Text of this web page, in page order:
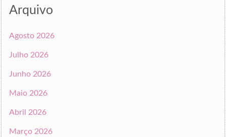
Arquivo
Agosto 2026
Julho 2026
Junho 2026
Maio 2026
Abril 2026
Março 2026